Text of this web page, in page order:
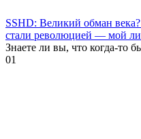
SSHD: Великий обман
стали революцией — мой
Знаете ли вы, что когда-то
01